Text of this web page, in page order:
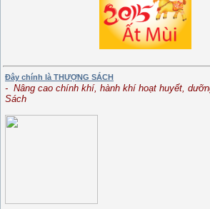
Đây chính là THƯỢNG SÁCH
- Nâng cao chính khí, hành khí hoạt huyết,
Sách